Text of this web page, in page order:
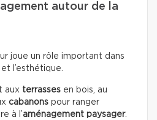
autour de la
joue un rôle important dans
l’esthétique.
aux terrasses en bois, au
cabanons pour ranger
à l’aménagement paysager.